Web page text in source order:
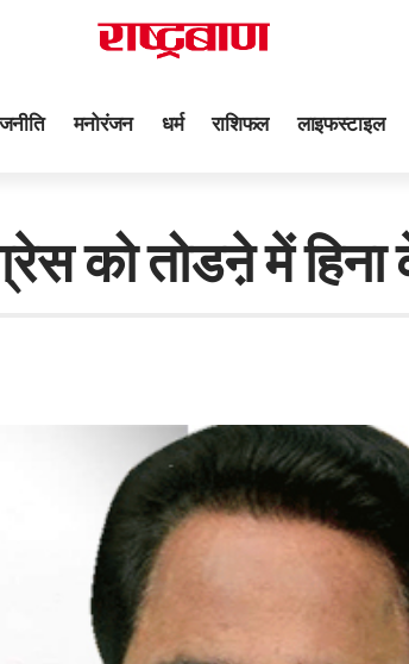
मनोरंजन धर्म राशिफल लाइफस्टाइल
को तोडऩे में